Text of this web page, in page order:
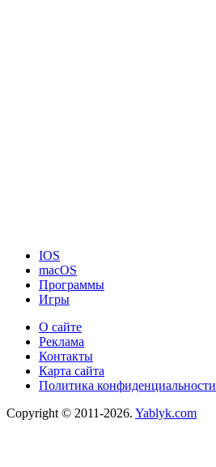
IOS
macOS
Программы
Игры
О сайте
Реклама
Контакты
Карта сайта
Политика конфиденциальности
Copyright © 2011-2026. Yablyk.сom